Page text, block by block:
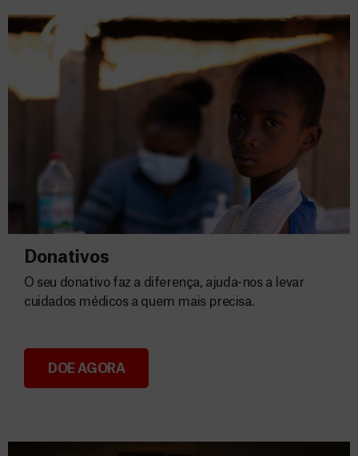
Donativos
Donativos
O seu donativo faz a diferença, ajuda-nos a levar
cuidados médicos a quem mais precisa.
DOE AGORA